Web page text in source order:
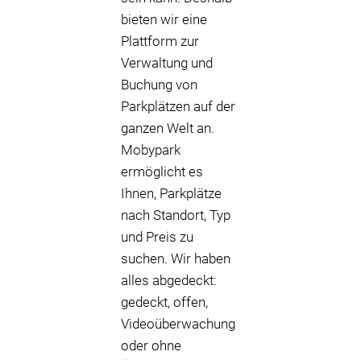
bieten wir eine
Plattform zur
Verwaltung und
Buchung von
Parkplätzen auf der
ganzen Welt an.
Mobypark
ermöglicht es
Ihnen, Parkplätze
nach Standort, Typ
und Preis zu
suchen. Wir haben
alles abgedeckt:
gedeckt, offen,
Videoüberwachung
oder ohne